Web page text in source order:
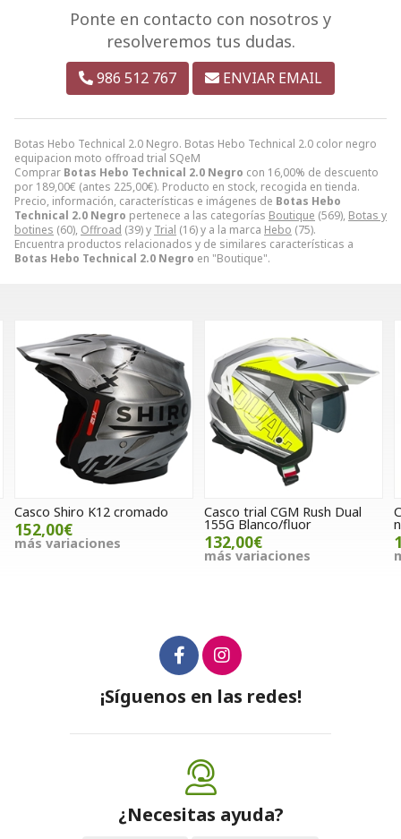
Botas Hebo Technical 2.0 Negro. Botas Hebo Technical 2.0 color negro
equipacion moto offroad trial SQeM
Comprar Botas Hebo Technical 2.0 Negro con 16,00% de descuento
por 189,00€ (antes 225,00€). Producto en stock, recogida en tienda.
Precio, información, características e imágenes de Botas Hebo
Technical 2.0 Negro pertenece a las categorías Boutique (569), Botas y
botines (60), Offroad (39) y Trial (16) y a la marca Hebo (75).
Encuentra productos relacionados y de similares características a
Botas Hebo Technical 2.0 Negro en "Boutique".
Ponte en contacto con nosotros y
resolveremos tus dudas.
986 512 767 ENVIAR EMAIL
Casco trial CGM Rush Dual
155G Blanco/fluor
132,00€
Cazadora Acerbis One
naranja
140,00€
más variaciones
¡Síguenos en las redes!
¿Necesitas ayuda?